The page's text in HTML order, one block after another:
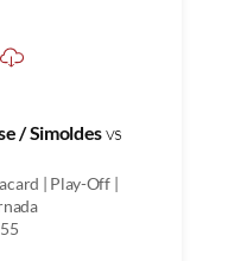
/ Simoldesvs
| Play-Off |